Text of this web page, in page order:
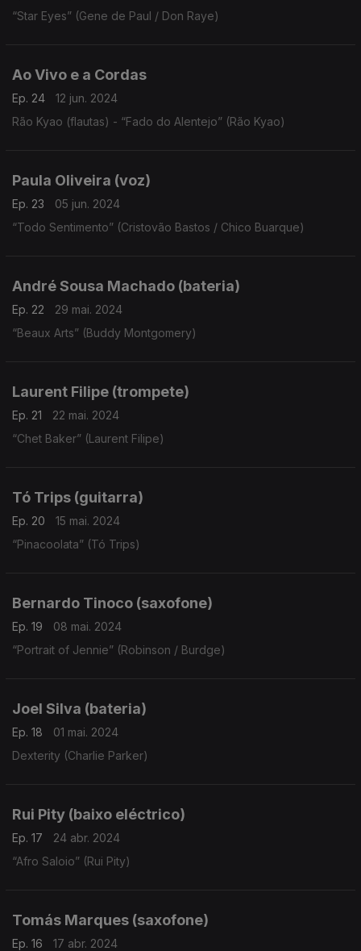
“Star Eyes” (Gene de Paul / Don Raye)
Ao Vivo e a Cordas
Ep. 24
12 jun. 2024
Rão Kyao (flautas) - “Fado do Alentejo” (Rão Kyao)
Paula Oliveira (voz)
Ep. 23
05 jun. 2024
“Todo Sentimento” (Cristovão Bastos / Chico Buarque)
André Sousa Machado (bateria)
Ep. 22
29 mai. 2024
“Beaux Arts” (Buddy Montgomery)
Laurent Filipe (trompete)
Ep. 21
22 mai. 2024
“Chet Baker” (Laurent Filipe)
Tó Trips (guitarra)
Ep. 20
15 mai. 2024
“Pinacoolata” (Tó Trips)
Bernardo Tinoco (saxofone)
Ep. 19
08 mai. 2024
“Portrait of Jennie” (Robinson / Burdge)
Joel Silva (bateria)
Ep. 18
01 mai. 2024
Dexterity (Charlie Parker)
Rui Pity (baixo eléctrico)
Ep. 17
24 abr. 2024
“Afro Saloio” (Rui Pity)
Tomás Marques (saxofone)
Ep. 16
17 abr. 2024